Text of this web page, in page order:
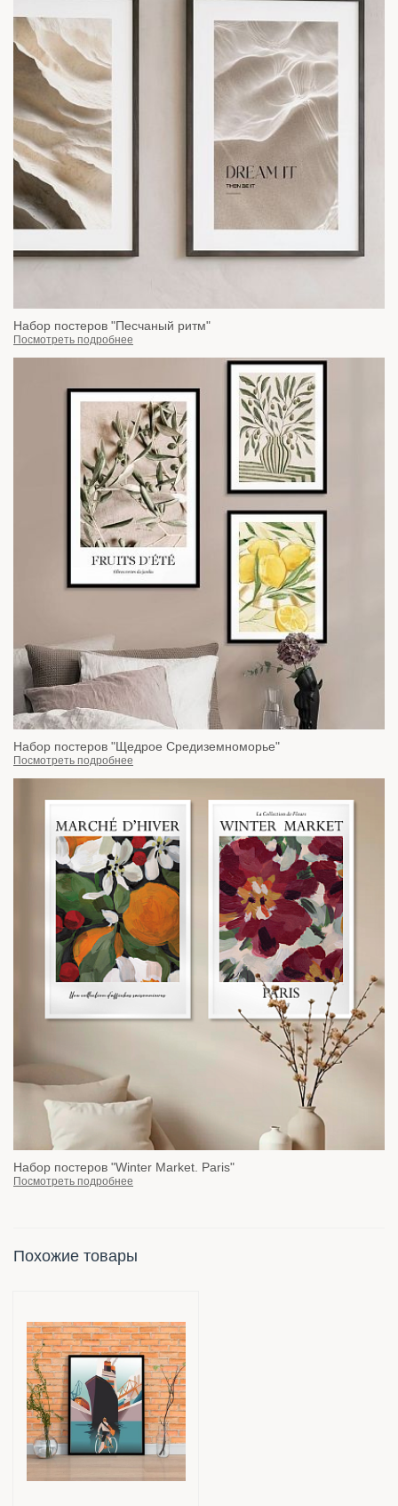
Набор постеров "Песчаный ритм"
Посмотреть подробнее
Набор постеров "Щедрое Средиземноморье"
Посмотреть подробнее
Набор постеров "Winter Market. Paris"
Посмотреть подробнее
Похожие товары